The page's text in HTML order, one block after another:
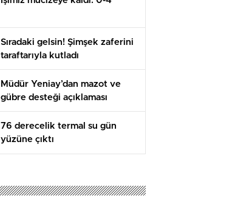
Sıradaki gelsin! Şimşek zaferini
taraftarıyla kutladı
Müdür Yeniay’dan mazot ve
gübre desteği açıklaması
76 derecelik termal su gün
yüzüne çıktı